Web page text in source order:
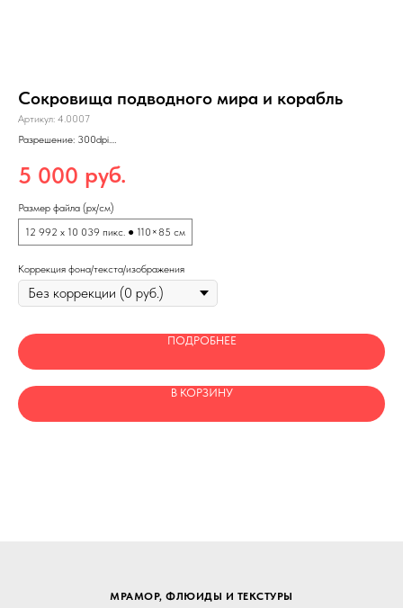
Сокровища подводного мира и корабль
Артикул: 4.0007
Разрешение: 300dpi.
5 000 руб.
Размер файла (px/см)
12 992 x 10 039 пикс. ● 110×85 см
Коррекция фона/текста/изображения
ПОДРОБНЕЕ
В КОРЗИНУ
МРАМОР, ФЛЮИДЫ И ТЕКСТУРЫ